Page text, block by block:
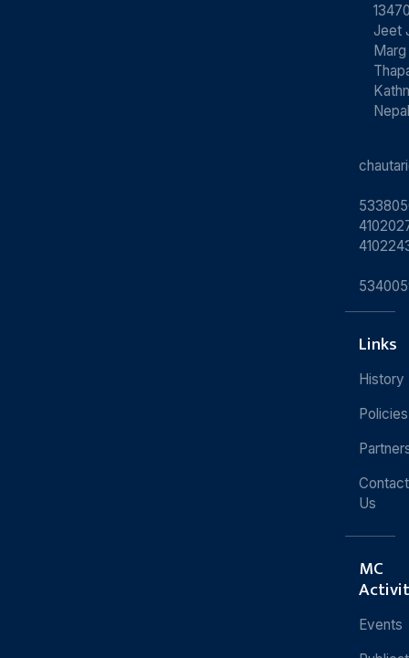
Jeet
Marg
Nepal
Links
History
Policies
Contact
Us
MC
Events